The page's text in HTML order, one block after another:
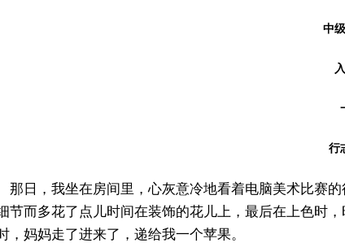
中
行
那日，我坐在房间里，心灰意冷地看着电脑美术比赛
节而多花了点儿时间在装饰的花儿上，最后在上色时
，妈妈走了进来了，递给我一个苹果。